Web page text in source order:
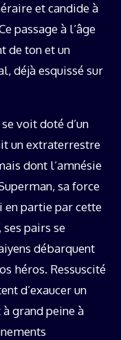
et candide à
passage à l’âge
de ton et un
déjà esquissé sur
voit doté d’un
un extraterrestre
dont l’amnésie
sa force
en partie par cette
ses pairs se
débarquent
héros. Ressuscité
d’exaucer un
grand peine à